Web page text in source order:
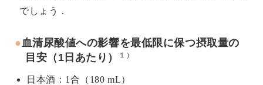
でしょう．
●血清尿酸値への影響を最低限に保つ摂取量の
目安（1日あたり）
１）
日本酒： 1合（180 mL）